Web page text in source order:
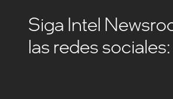
Siga Intel
las redes sociales: